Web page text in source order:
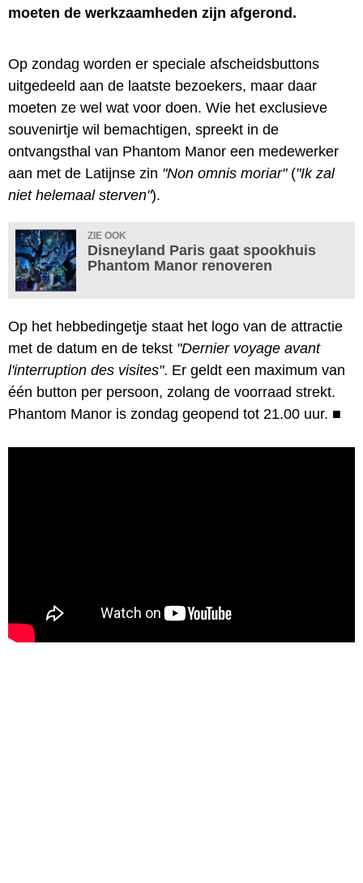
moeten de werkzaamheden zijn afgerond.
Op zondag worden er speciale afscheidsbuttons
uitgedeeld aan de laatste bezoekers, maar daar
moeten ze wel wat voor doen. Wie het exclusieve
souvenirtje wil bemachtigen, spreekt in de
ontvangsthal van Phantom Manor een medewerker
aan met de Latijnse zin "Non omnis moriar"("Ik zal
niet helemaal sterven").
ZIE OOK
Disneyland Paris gaat spookhuis
Phantom Manor renoveren
Op het hebbedingetje staat het logo van de attractie
met de datum en de tekst "Dernier voyage avant
l'interruption des visites". Er geldt een maximum van
één button per persoon, zolang de voorraad strekt.
Phantom Manor is zondag geopend tot 21.00 uur. ■